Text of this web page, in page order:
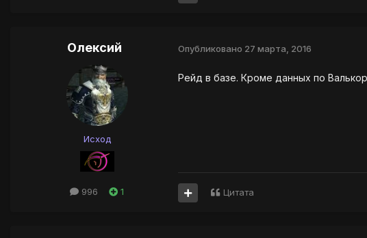
Олексий
Исход
996 1
Опубликовано 27 марта, 2016
Рейд в базе. Кроме данных по
Цитата